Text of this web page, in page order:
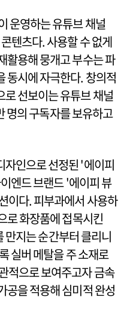
운영하는 유튜브 채널
텐츠다. 사용할 수 없게
활용해 뭉개고 부수는 파
동시에 자극한다. 창의적
선보이는 유튜브 채널
명의 구독자를 보유하고
자인으로 선정된 '에이피
엔드 브랜드 '에이피 뷰
이다. 피부과에서 사용하
로 화장품에 접목시킨
지는 순간부터 클리니
실버 메탈을 주 소재로
적으로 보여주고자 금속
공을 적용해 심미적 완성